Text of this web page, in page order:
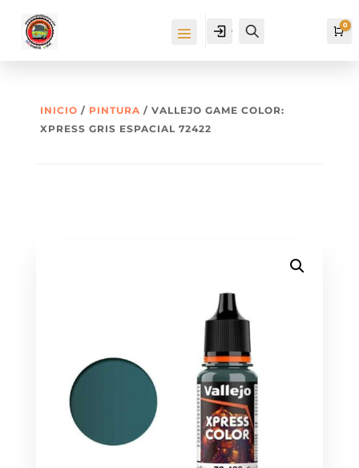
Cuenta 0
INICIO / PINTURA / VALLEJO GAME COLOR:
XPRESS GRIS ESPACIAL 72422